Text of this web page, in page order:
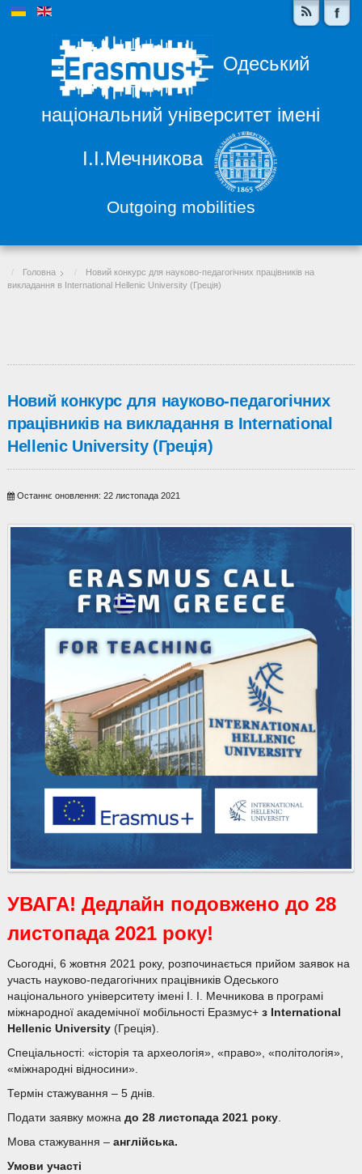
Одеський
національний університет імені
І.І.Мечникова
Outgoing mobilities
Головна
Новий конкурс для науково-педагогічних працівників на
викладання в International Hellenic University (Греція)
Новий конкурс для науково-педагогічних
працівників на викладання в International
Hellenic University (Греція)
Останнє оновлення: 22 листопада 2021
УВАГА! Дедлайн подовжено до 28
листопада 2021 року!
Сьогодні, 6 жовтня 2021 року, розпочинається прийом заявок на
участь науково-педагогічних працівників Одеського
національного університету імені І. І. Мечникова в програмі
міжнародної академічної мобільності Еразмус+ з International
Hellenic University(Греція).
Спеціальності: «історія та археологія», «право», «політологія»,
«міжнародні відносини».
Термін стажування – 5 днів.
Подати заявку можна до 28листопада 2021 року.
Мова стажування – англійська.
Умови участі